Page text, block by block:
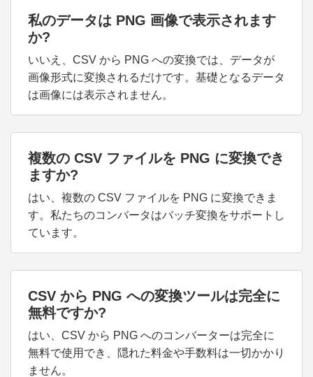
私のデータは PNG 画像で表示されます
か?
いいえ、CSV から PNG への変換では、データが
画像形式に変換されるだけです。基礎となるデータ
は画像には表示されません。
複数の CSV ファイルを PNG に変換でき
ますか?
はい、複数の CSV ファイルを PNG に変換できま
す。私たちのコンバータはバッチ変換をサポートし
ています。
CSV から PNG への変換ツールは完全に
無料ですか?
はい、CSV から PNG へのコンバーターは完全に
無料で使用でき、隠れた料金や手数料は一切かかり
ません。